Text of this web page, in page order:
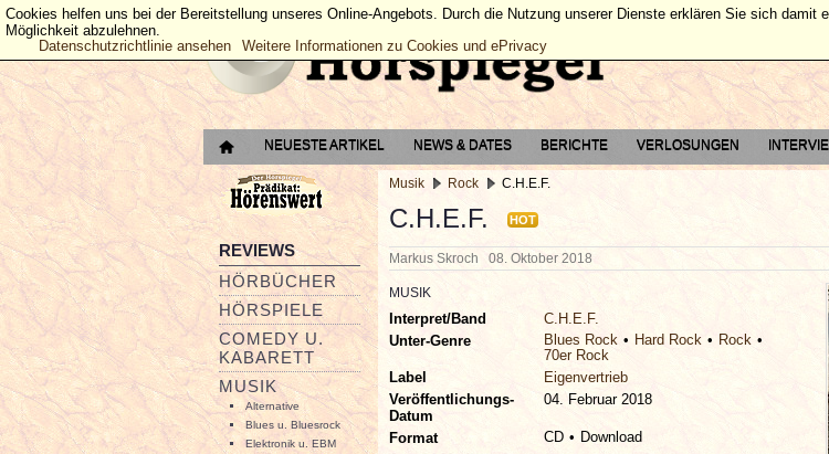
NEUESTE ARTIKEL NEWS & DATES BERICHTE VERLOSUNGEN
REVIEWS
HÖRBÜCHER
HÖRSPIELE
COMEDY U.
KABARETT
MUSIK
Alternative
Blues u. Bluesrock
Elektronik u. EBM
Musik Rock C.H.E.F.
C.H.E.F. HOT
Markus Skroch 08. Oktober 2018
MUSIK
Interpret/Band
C.H.E.F.
Unter-Genre
Blues Rock Hard Rock
Rock
70er Rock
Label
Eigenvertrieb
Veröffentlichungs-
Datum
04. Februar 2018
Format CD
Download
Cookies helfen uns bei der Bereitstellung unseres Online-Angebots. Durch die Nutzung unserer Dienste erklären Sie sich
Möglichkeit abzulehnen.
Datenschutzrichtlinie ansehen
Weitere Informationen zu Cookies und ePrivacy